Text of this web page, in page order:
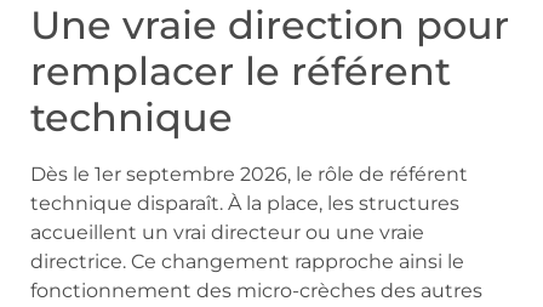
Une vraie direction pour
remplacer le référent
technique
Dès le 1er septembre 2026, le rôle de référent
technique disparaît. À la place, les structures
accueillent un vrai directeur ou une vraie
directrice. Ce changement rapproche ainsi le
fonctionnement des micro-crèches des autres